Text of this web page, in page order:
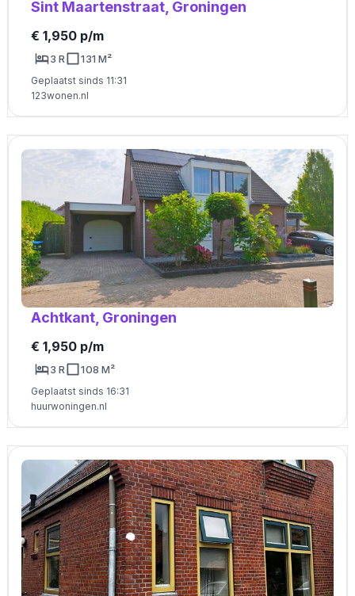
Sint Maartenstraat, Groningen
€ 1,950 p/m
3 R 131 M²
Geplaatst sinds 11:31
123wonen.nl
Achtkant, Groningen
€ 1,950 p/m
3 R 108 M²
Geplaatst sinds 16:31
huurwoningen.nl